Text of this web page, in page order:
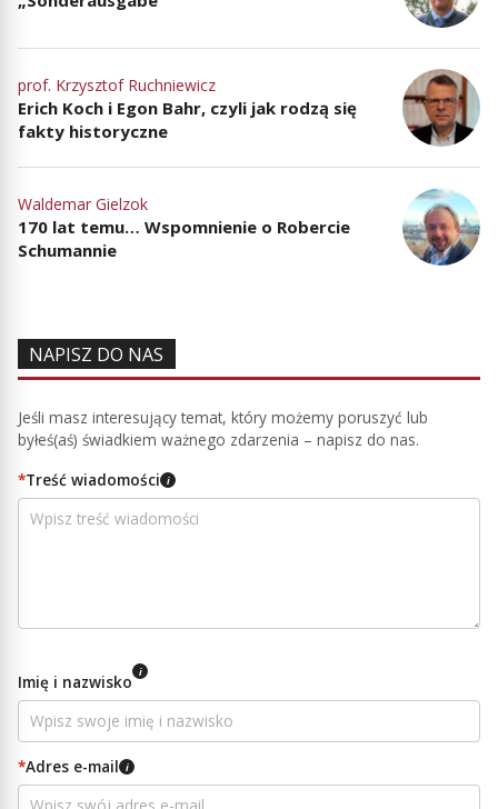
prof. Krzysztof Ruchniewicz
Erich Koch i Egon Bahr, czyli jak rodzą się
fakty historyczne
Waldemar Gielzok
170 lat temu… Wspomnienie o Robercie
Schumannie
NAPISZ DO NAS
Jeśli masz interesujący temat, który możemy poruszyć lub
byłeś(aś) świadkiem ważnego zdarzenia – napisz do nas.
*Treść wiadomości i
Imię i nazwisko i
*Adres e-mail i